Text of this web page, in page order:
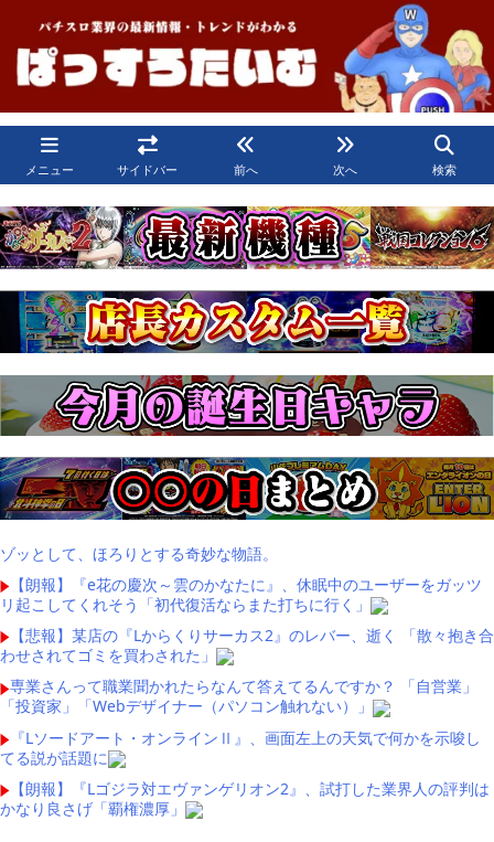
メニュー サイドバー 前へ 次へ 検索
ゾッとして、ほろりとする奇妙な物語。
【朗報】『e花の慶次～雲のかなたに』、休眠中のユーザーをガッツ
リ起こしてくれそう「初代復活ならまた打ちに行く」
【悲報】某店の『Lからくりサーカス2』のレバー、逝く 「散々抱き合
わせされてゴミを買わされた」
専業さんって職業聞かれたらなんて答えてるんですか？ 「自営業」
「投資家」「Webデザイナー（パソコン触れない）」
『Lソードアート・オンラインⅡ』、画面左上の天気で何かを示唆し
てる説が話題に
【朗報】『Lゴジラ対エヴァンゲリオン2』、試打した業界人の評判は
かなり良さげ「覇権濃厚」